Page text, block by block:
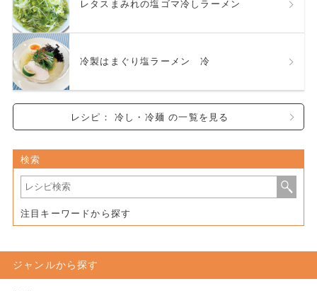
レタスまみれの塩ゴマ冷しラーメン
冷製はまぐり塩ラーメン 冷
レシピ： 冷し・冷麺 の一覧を見る
検索
注目キーワードから探す
ジャンルから探す